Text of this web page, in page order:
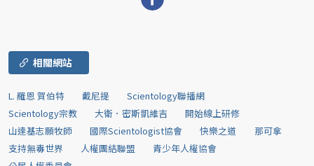
相關網站
L. 羅恩 賀伯特 戴尼提
Scientology聯播網
Scientology宗教
大衛．密斯凱維吉
開始線上研修
山達基志願牧師
國際Scientologist協會 快樂之道
那可拿
支持無毒世界
人權團結聯盟
青少年人權協會